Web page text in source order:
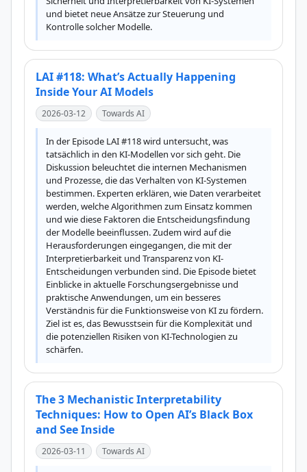
und bietet neue Ansätze zur Steuerung und
Kontrolle solcher Modelle.
LAI #118: What’s Actually Happening
Inside Your AI Models
2026-03-12 Towards AI
In der Episode LAI #118 wird untersucht, was
tatsächlich in den KI-Modellen vor sich geht. Die
Diskussion beleuchtet die internen Mechanismen
und Prozesse, die das Verhalten von KI-Systemen
bestimmen. Experten erklären, wie Daten verarbeitet
werden, welche Algorithmen zum Einsatz kommen
und wie diese Faktoren die Entscheidungsfindung
der Modelle beeinflussen. Zudem wird auf die
Herausforderungen eingegangen, die mit der
Interpretierbarkeit und Transparenz von KI-
Entscheidungen verbunden sind. Die Episode bietet
Einblicke in aktuelle Forschungsergebnisse und
praktische Anwendungen, um ein besseres
Verständnis für die Funktionsweise von KI zu fördern.
Ziel ist es, das Bewusstsein für die Komplexität und
die potenziellen Risiken von KI-Technologien zu
schärfen.
The 3 Mechanistic Interpretability
Techniques: How to Open AI’s Black Box
and See Inside
2026-03-11 Towards AI